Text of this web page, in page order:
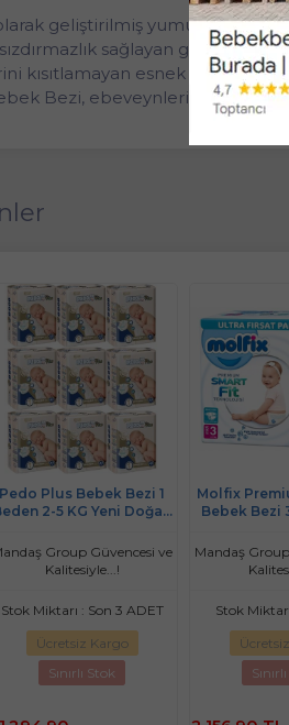
geliştirilmiş yumuşak doku.
sağlayan güçlü emici
kısıtlamayan esnek yapı.
Bezi, ebeveynlerin güvenle
Molfix Premium Smart Fit
Bezi 3 Beden 4-9
Ultra Fırsat Pk
Group Güvencesi ve
Kalitesiyle...!
Stok Miktarı : 5 PAKET
Ücretsiz Kargo
Sınırlı Stok
Molfix
Bezi 2
Mandaş
Stok